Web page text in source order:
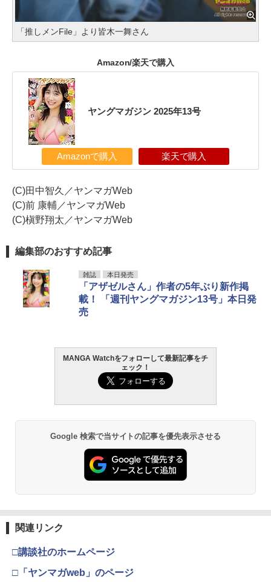
「推しメンFile」より皆木一舞さん
Amazon/楽天で購入
ヤングマガジン 2025年13号
Amazonで購入 楽天で購入
(C)田中智久／ヤンマガWeb
(C)前 康輔／ヤンマガWeb
(C)槇野翔太／ヤンマガWeb
編集部のおすすめ記事
雑誌 本日発売
「アザゼルさん」作者の5年ぶり新作掲
載！ 「週刊ヤングマガジン13号」本日発
売
MANGA Watchをフォローして最新記事をチ
ェック！
Google 検索で当サイトの記事を優先表示させる
関連リンク
□講談社のホームページ
□「ヤンマガweb」のページ